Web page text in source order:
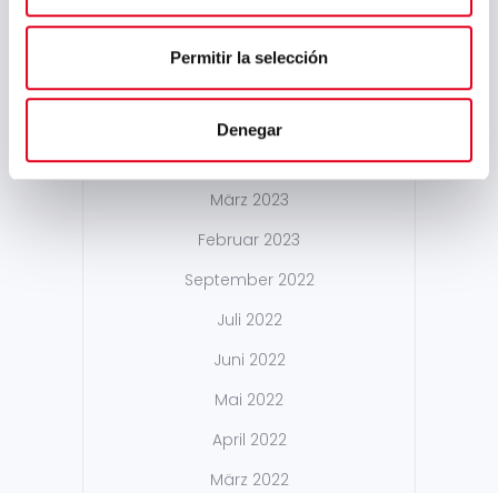
Permitir la selección
Denegar
November 2023
Mai 2023
März 2023
Februar 2023
September 2022
Juli 2022
Juni 2022
Mai 2022
April 2022
März 2022